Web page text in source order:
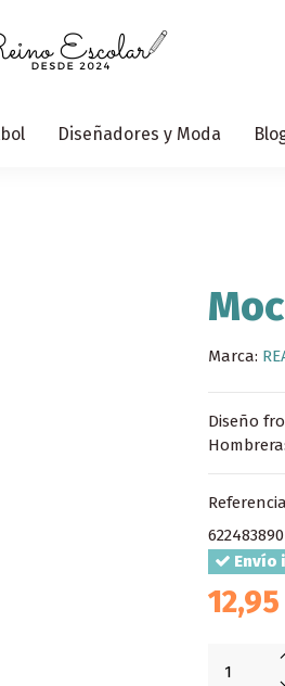
Diseñadores y Moda
Marca:
Diseño
Referencia
622483890
Envío